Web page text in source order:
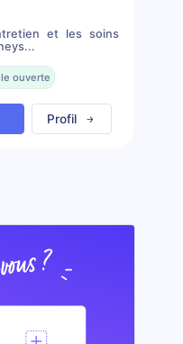
et les soins
ouverte
Profil